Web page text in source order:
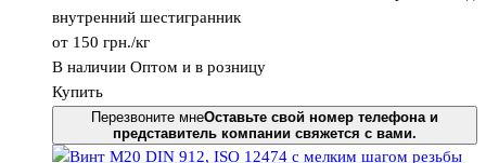
внутренний шестигранник
от 150 грн./кг
В наличии Оптом и в розницу
Купить
Перезвоните мнеОставьте свой номер телефона и
представитель компании свяжется с вами.